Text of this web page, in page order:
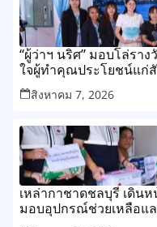
“ผู้ว่าฯ นริศ” มอบโล่รา
ใจผู้ทำคุณประโยชน์แก่
สิงหาคม 7, 2026
เหล่ากาชาดชลบุรี เดิน
มอบอุปกรณ์ช่วยเหลือแ